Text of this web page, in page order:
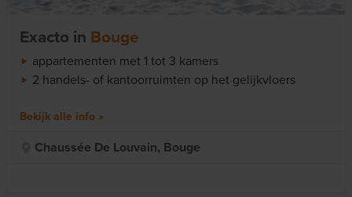
Exacto in Bouge
appartementen met 1 tot 3 kamers
2 handels- of kantoorruimten op het gelijkvloers
Bekijk alle info
Chaussée De Louvain, Bouge